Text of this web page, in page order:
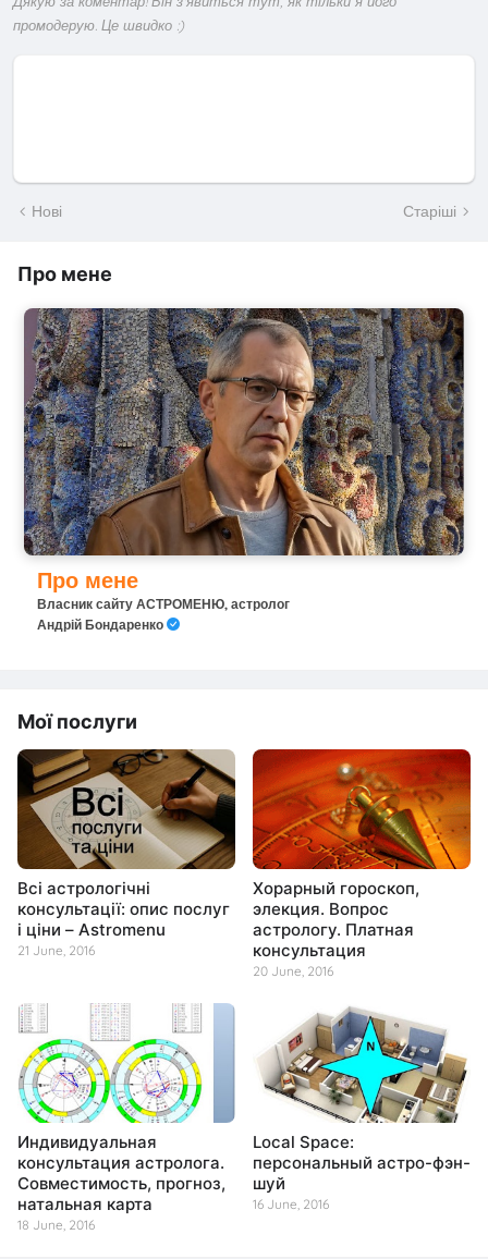
промодерую. Це швидко :)
Нові Старіші
Про мене
Про мене
Власник сайту АСТРОМЕНЮ, астролог
Андрій Бондаренко
Мої послуги
Всі астрологічні
консультації: опис послуг
і ціни – Astromenu
21 June, 2016
Хорарный гороскоп,
элекция. Вопрос
астрологу. Платная
консультация
20 June, 2016
Индивидуальная
консультация астролога.
Совместимость, прогноз,
натальная карта
18 June, 2016
Local Space:
персональный астро-фэн-
шуй
16 June, 2016